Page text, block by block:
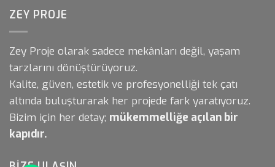
ZEY PROJE
Zey Proje olarak sadece mekânları değil, yaşam
tarzlarını dönüştürüyoruz.
Kalite, güven, estetik ve profesyonelliği tek çatı
altında buluşturarak her projede fark yaratıyoruz.
Bizim için her detay; mükemmelliğe açılan bir
kapıdır.